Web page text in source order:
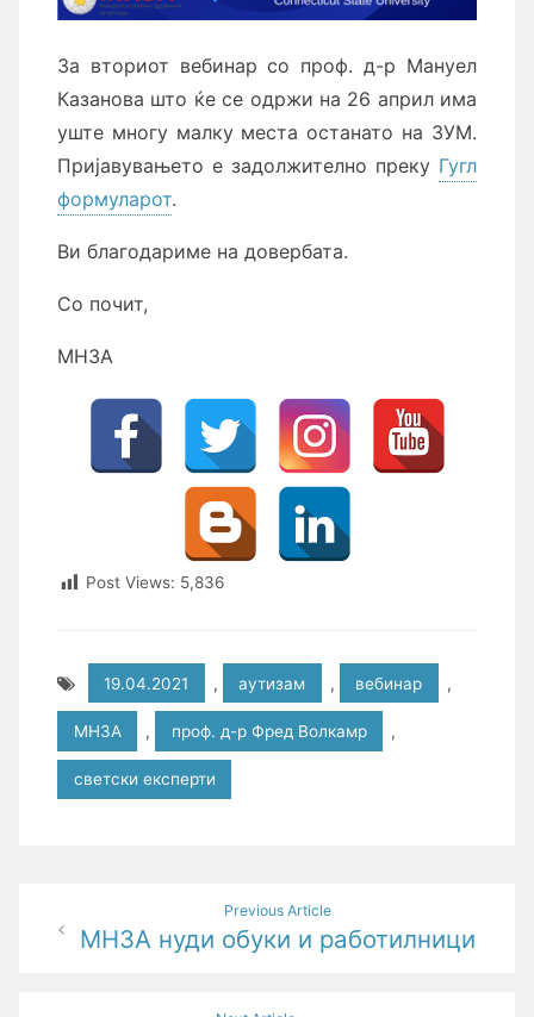
За вториот вебинар со проф. д-р Мануел
Казанова што ќе се одржи на 26 април има
уште многу малку места останато на ЗУМ.
Пријавувањето е задолжително преку Гугл
формуларот.
Ви благодариме на довербата.
Со почит,
МНЗА
Post Views: 5,836
19.04.2021 , аутизам , вебинар ,
МНЗА , проф. д-р Фред Волкамр ,
светски експерти
navigation
Previous Article
МНЗА нуди обуки и работилници